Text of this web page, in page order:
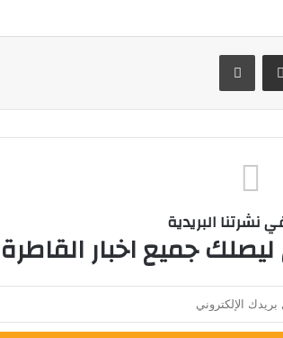
مشاركة عبر البريد طباعة
نشرتنا البريدية
جميع اخبار